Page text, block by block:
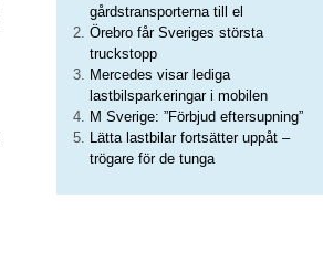
gårdstransporterna till el
Örebro får Sveriges största
truckstopp
Mercedes visar lediga
lastbilsparkeringar i mobilen
M Sverige: ”Förbjud eftersupning”
Lätta lastbilar fortsätter uppåt –
trögare för de tunga